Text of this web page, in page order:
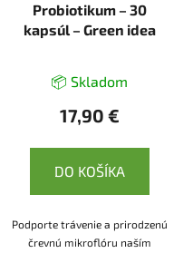
Probiotikum – 30
kapsúl – Green idea
📦 Skladom
17,90 €
DO KOŠÍKA
Podporte trávenie a prirodzenú
črevnú mikroflóru naším